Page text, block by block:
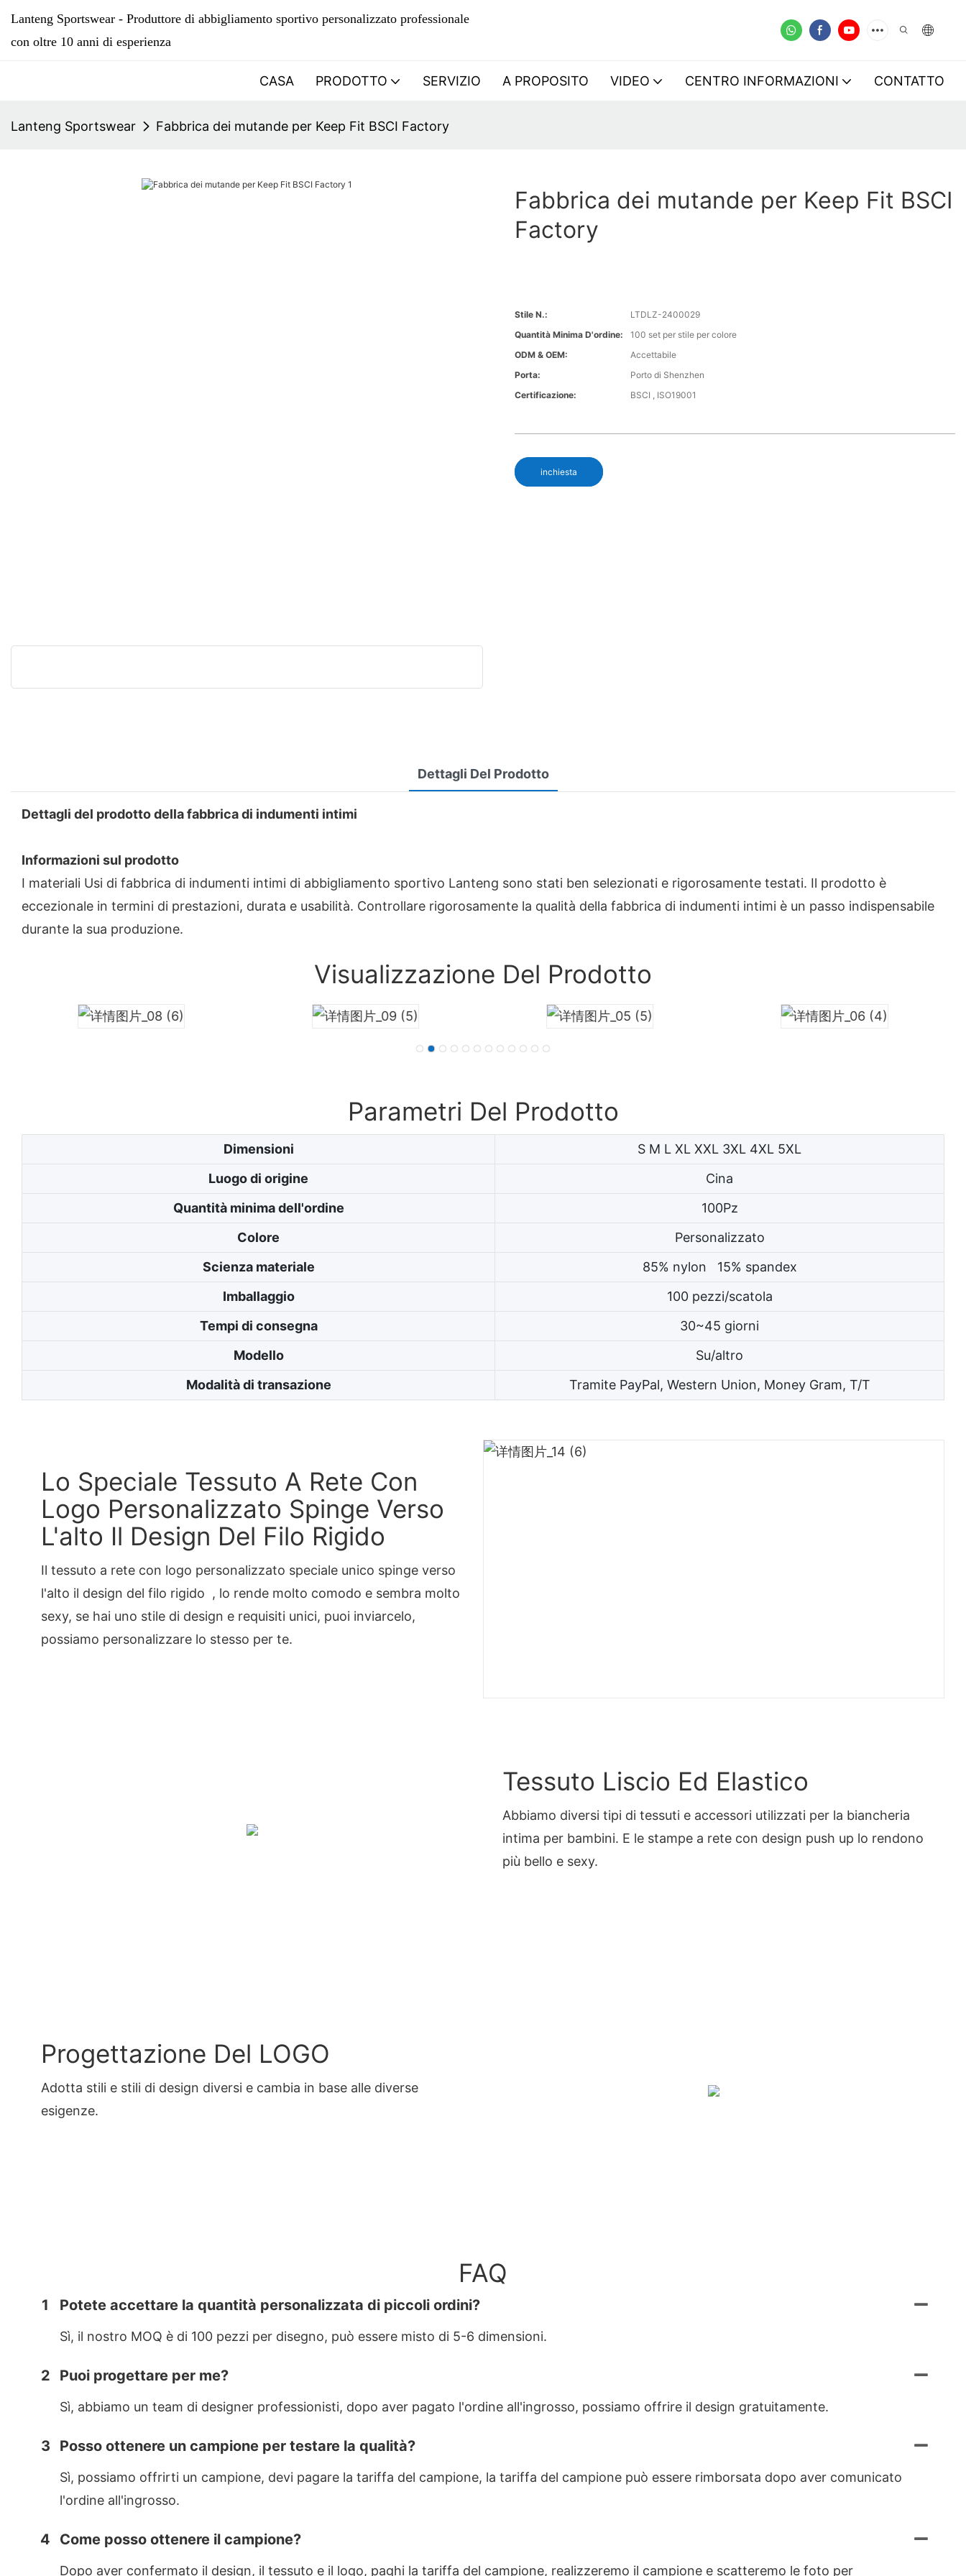
Lanteng Sportswear - Produttore di abbigliamento sportivo personalizzato professionale
con oltre 10 anni di esperienza
CASA PRODOTTO SERVIZIO A PROPOSITO VIDEO CENTRO INFORMAZIONI CONTATTO
Lanteng Sportswear Fabbrica dei mutande per Keep Fit BSCI Factory
Fabbrica dei mutande per Keep Fit BSCI
Factory
Stile N.:
LTDLZ-2400029
Quantità Minima D'ordine:
100 set per stile per colore
ODM & OEM:
Accettabile
Porta:
Porto di Shenzhen
Certificazione:
BSCI , ISO19001
inchiesta
Dettagli Del Prodotto
Dettagli del prodotto della fabbrica di indumenti intimi
Informazioni sul prodotto
I materiali Usi di fabbrica di indumenti intimi di abbigliamento sportivo Lanteng sono stati ben selezionati e rigorosamente testati. Il prodotto è
eccezionale in termini di prestazioni, durata e usabilità. Controllare rigorosamente la qualità della fabbrica di indumenti intimi è un passo indispensabile
durante la sua produzione.
Visualizzazione Del Prodotto
Parametri Del Prodotto
Dimensioni
S M L XL XXL 3XL 4XL 5XL
Luogo di origine
Cina
Quantità minima dell'ordine
100Pz
Colore
Personalizzato
Scienza materiale
85% nylon 15% spandex
Imballaggio
100 pezzi/scatola
Tempi di consegna
30~45 giorni
Modello
Su/altro
Modalità di transazione
Tramite PayPal, Western Union, Money Gram, T/T
Lo Speciale Tessuto A Rete Con
Logo Personalizzato Spinge Verso
L'alto Il Design Del Filo Rigido
Il tessuto a rete con logo personalizzato speciale unico spinge verso
l'alto il design del filo rigido , lo rende molto comodo e sembra molto
sexy, se hai uno stile di design e requisiti unici, puoi inviarcelo,
possiamo personalizzare lo stesso per te.
Tessuto Liscio Ed Elastico
Abbiamo diversi tipi di tessuti e accessori utilizzati per la biancheria
intima per bambini. E le stampe a rete con design push up lo rendono
più bello e sexy.
Progettazione Del LOGO
Adotta stili e stili di design diversi e cambia in base alle diverse
esigenze.
FAQ
1 Potete accettare la quantità personalizzata di piccoli ordini?
Sì, il nostro MOQ è di 100 pezzi per disegno, può essere misto di 5-6 dimensioni.
2 Puoi progettare per me?
Sì, abbiamo un team di designer professionisti, dopo aver pagato l'ordine all'ingrosso, possiamo offrire il design gratuitamente.
3 Posso ottenere un campione per testare la qualità?
Sì, possiamo offrirti un campione, devi pagare la tariffa del campione, la tariffa del campione può essere rimborsata dopo aver comunicato
l'ordine all'ingrosso.
4 Come posso ottenere il campione?
Dopo aver confermato il design, il tessuto e il logo, paghi la tariffa del campione, realizzeremo il campione e scatteremo le foto per